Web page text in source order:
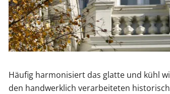
Häufig harmonisiert das glatte und kühl
den handwerklich verarbeiteten